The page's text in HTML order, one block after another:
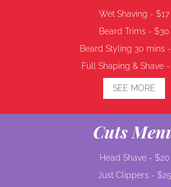
Wet Shaving - $17
Beard Trims - $30
Beard Styling 30 mins -
Full Shaping & Shave -
SEE MORE
Cuts
Head Shave - $20
Just Clippers - $25